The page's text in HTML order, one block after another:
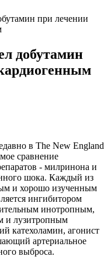
при лечении
добутамин
в The New England
сравнение
- милринона и
шока. Каждый из
и хорошо изученным
ингибитором
инотропным,
и лузитропным
катехоламин, агонист
артериальное
выброса.